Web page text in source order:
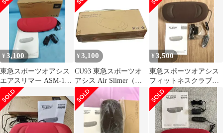
¥3,100
東急スポーツオアシス
エアスリマー ASM‐100
未使用 赤
¥ 3,100
CU93 東急スポーツオ
アシス Air Slimer（エア
スリマー）ASM-100 エ
アバック 電動 自動スト
レッチ器具 クッション
(ブラウン)
¥3,500
東急スポーツオアシス
フィットネスクラブが
作ったAir Slimerエアス
リマー